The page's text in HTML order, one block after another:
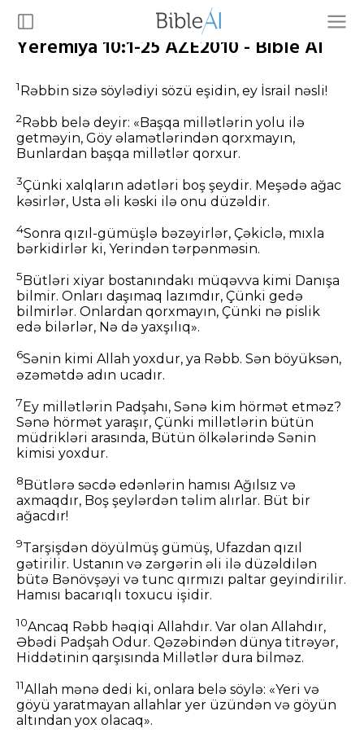
Yeremiya 10:1-25 AZE2010 - Bible AI
1Rəbbin sizə söylədiyi sözü eşidin, ey İsrail nəsli!
2 Rəbb belə deyir: «Başqa millətlərin yolu ilə
getməyin, Göy əlamətlərindən qorxmayın,
Bunlardan başqa millətlər qorxur.
3Çünki xalqların adətləri boş şeydir. Meşədə ağac
kəsirlər, Usta əli kəski ilə onu düzəldir.
4Sonra qızıl-gümüşlə bəzəyirlər, Çəkiclə, mıxla
bərkidirlər ki, Yerindən tərpənməsin.
5 Bütləri xiyar bostanındakı müqəvva kimi Danışa
bilmir. Onları daşımaq lazımdır, Çünki gedə
bilmirlər. Onlardan qorxmayın, Çünki nə pislik
edə bilərlər, Nə də yaxşılıq».
6Sənin kimi Allah yoxdur, ya Rəbb. Sən böyüksən,
əzəmətdə adın ucadır.
7Ey millətlərin Padşahı, Sənə kim hörmət etməz?
Sənə hörmət yaraşır, Çünki millətlərin bütün
müdrikləri arasında, Bütün ölkələrində Sənin
kimisi yoxdur.
8 Bütlərə səcdə edənlərin hamısı Ağılsız və
axmaqdır, Boş şeylərdən təlim alırlar. Büt bir
ağacdır!
9Tarşişdən döyülmüş gümüş, Ufazdan qızıl
gətirilir. Ustanın və zərgərin əli ilə düzəldilən
bütə Bənövşəyi və tunc qırmızı paltar geyindirilir.
Hamısı bacarıqlı toxucu işidir.
10Ancaq Rəbb həqiqi Allahdır. Var olan Allahdır,
Əbədi Padşah Odur. Qəzəbindən dünya titrəyər,
Hiddətinin qarşısında Millətlər dura bilməz.
11Allah mənə dedi ki, onlara belə söylə: «Yeri və
göyü yaratmayan allahlar yer üzündən və göyün
altından yox olacaq».